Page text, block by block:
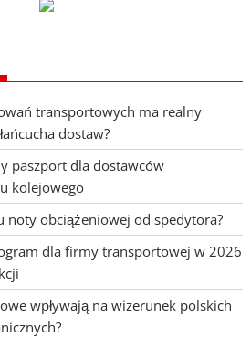
transportowych ma realny
dostaw?
paszport dla dostawców
kolejowego
noty obciążeniowej od spedytora?
dla firmy transportowej w 2026
wpływają na wizerunek polskich